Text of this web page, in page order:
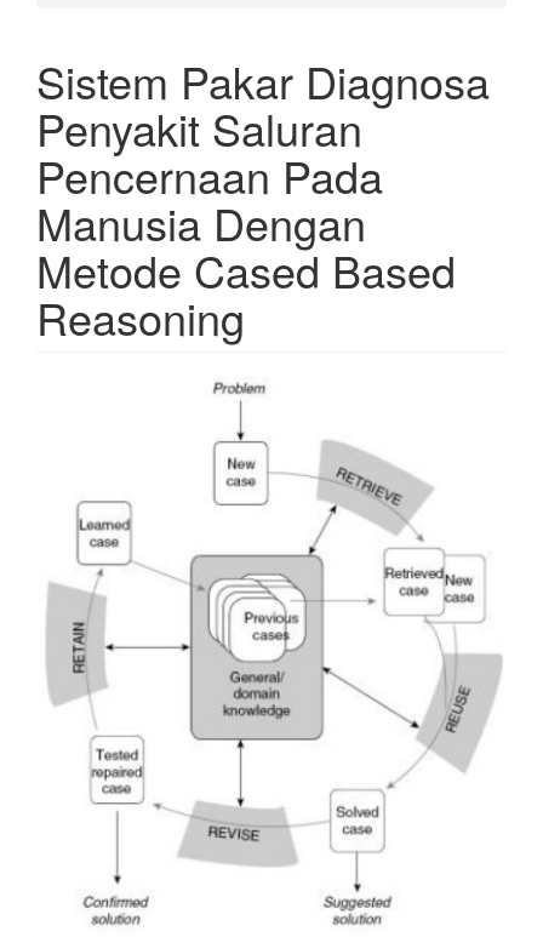
Sistem Pakar Diagnosa
Penyakit Saluran
Pencernaan Pada
Manusia Dengan
Metode Cased Based
Reasoning